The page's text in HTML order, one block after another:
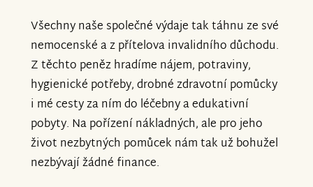
Všechny naše společné výdaje tak táhnu ze své
nemocenské a z přítelova invalidního důchodu.
Z těchto peněz hradíme nájem, potraviny,
hygienické potřeby, drobné zdravotní pomůcky
i mé cesty za ním do léčebny a edukativní
pobyty. Na pořízení nákladných, ale pro jeho
život nezbytných pomůcek nám tak už bohužel
nezbývají žádné finance.